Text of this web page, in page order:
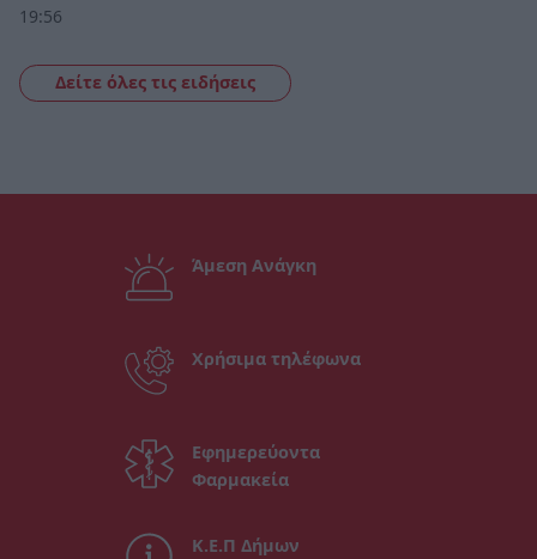
19:56
Δείτε όλες τις ειδήσεις
Άμεση Ανάγκη
Χρήσιμα τηλέφωνα
Εφημερεύοντα
Φαρμακεία
Κ.Ε.Π Δήμων